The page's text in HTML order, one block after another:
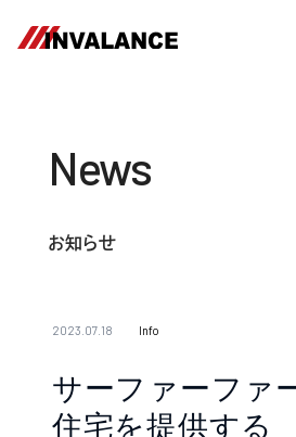
News
お知らせ
2023.07.18 Info
サーファーファ
住宅を提供する